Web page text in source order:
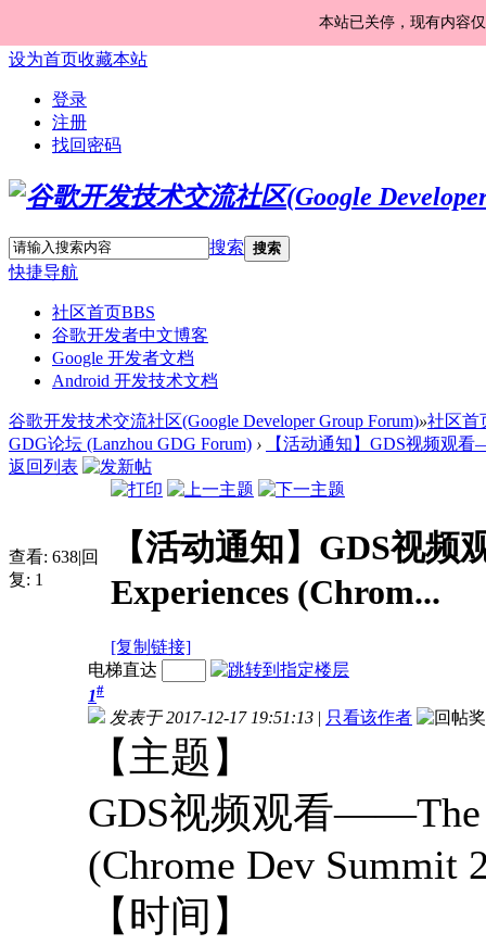
本站已关停，现有内容
设为首页收藏本站
登录
注册
找回密码
搜索 搜索
快捷导航
社区首页BBS
谷歌开发者中文博客
Google 开发者文档
Android 开发技术文档
谷歌开发技术交流社区(Google Developer Group Forum)»社区首
GDG论坛 (Lanzhou GDG Forum) ›
【活动通知】GDS视频观
返回列表
查看: 638|回
复: 1
【活动通知】GDS视
Experiences (Chrom...
[复制链接]
电梯直达
1#
发表于 2017-12-17 19:51:13 | 只看该作者
【主题】
GDS视频观看——The
(Chrome Dev Summit
【时间】